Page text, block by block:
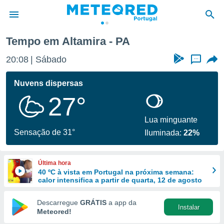
da
foi
fornecidas
a este
das
e
forma
digital
Tempo em Altamira - PA
20:08 Sábado ...
Nuvens dispersas
27°
Sensação de 31°
Lua minguante
Iluminada:22%
Última hora
40 ºC à vista em Portugal na próxima semana:
calor intensifica a partir de quarta, 12 de agosto
Descarregue GRÁTIS a app da
Meteored!
Instalar